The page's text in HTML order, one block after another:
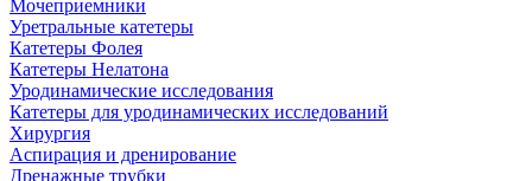
Мочеприемники
Уретральные катетеры
Катетеры Фолея
Катетеры Нелатона
Уродинамические исследования
Катетеры для уродинамических исследований
Хирургия
Аспирация и дренирование
Дренажные трубки